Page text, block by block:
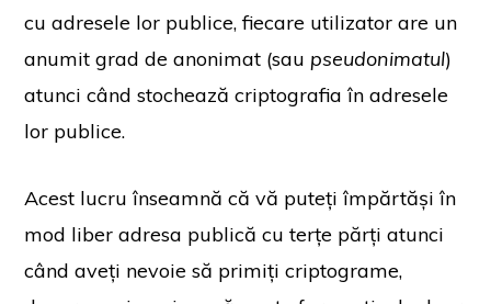
cu adresele lor publice, fiecare utilizator are un
anumit grad de anonimat (sau pseudonimatul)
atunci când stochează criptografia în adresele
lor publice.
Acest lucru înseamnă că vă puteți împărtăși în
mod liber adresa publică cu terțe părți atunci
când aveți nevoie să primiți criptograme,